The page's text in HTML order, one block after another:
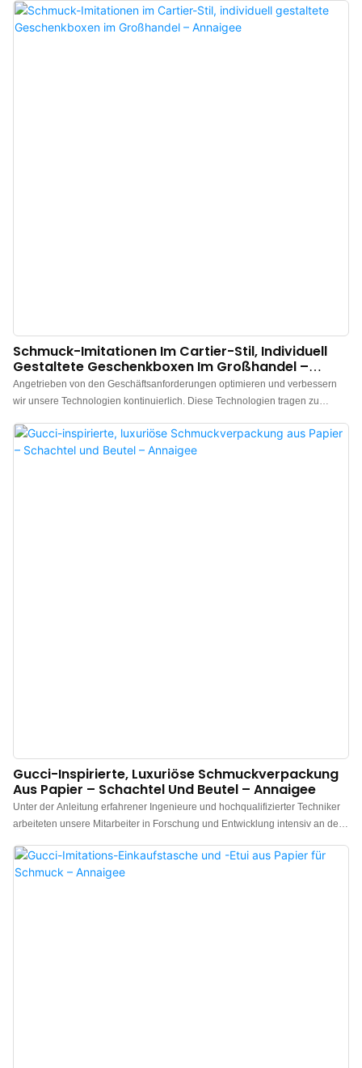
magnetische Faltschachtelverpackung mit individuell bedruckten
Papiertüten eine wichtige Rolle im Bereich der Papierverpackungen.
Schmuck-Imitationen Im Cartier-Stil, Individuell
Gestaltete Geschenkboxen Im Großhandel –
Annaigee
Angetrieben von den Geschäftsanforderungen optimieren und verbessern
wir unsere Technologien kontinuierlich. Diese Technologien tragen zu
Schmuckkästchen erweisen sich Schmuckkästchen, Beutel, Seidenpapier,
Einkaufstüten und Geschenkboxen als äußerst nützlich.
Gucci-Inspirierte, Luxuriöse Schmuckverpackung
Aus Papier – Schachtel Und Beutel – Annaigee
Unter der Anleitung erfahrener Ingenieure und hochqualifizierter Techniker
arbeiteten unsere Mitarbeiter in Forschung und Entwicklung intensiv an der
Fertigungsprozesses. Das Produkt genießt im Bereich hochwertiger
Geschenkboxen, Einkaufstüten und Schmuckbeutel mit Logo hohes